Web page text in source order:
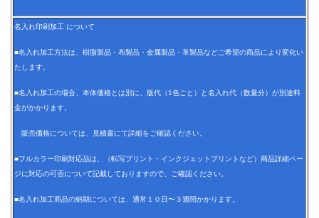
名入れ印刷加工 について
■名入れ加工方法は、樹脂製品・布製品・金属製品・革製品などご希望の商品により変化い
たします。
■名入れ加工の場合、本体価格とは別に、版代（1色ごと）と名入れ代（数量分）が別途料
金がかかります。
販売価格については、見積書にて詳細をご確認ください。
■フルカラー印刷対応品は、（転写プリント・インクジェットプリントなど）商品詳細ペー
ジに対応の可否について記載しておりますので、ご確認ください。
■名入れ加工商品の納期については、通常１０日〜３週間かかります。